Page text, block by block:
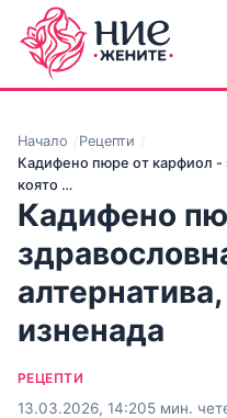
Начало
Рецепти
Кадифено пюре от карфиол -
която …
Кадифено
изненада
РЕЦЕПТИ
13.03.2026, 14:205 мин.